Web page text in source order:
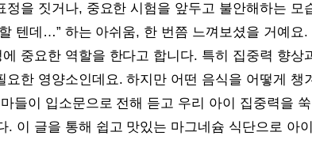
정을 짓거나, 중요한 시험을 앞두고 불안해하는 모
텐데…” 하는 아쉬움, 한 번쯤 느껴보셨을 거예요
중요한 역할을 한다고 합니다. 특히 집중력 향상
한 영양소인데요. 하지만 어떤 음식을 어떻게 챙
들이 입소문으로 전해 듣고 우리 아이 집중력을
. 이 글을 통해 쉽고 맛있는 마그네슘 식단으로 아